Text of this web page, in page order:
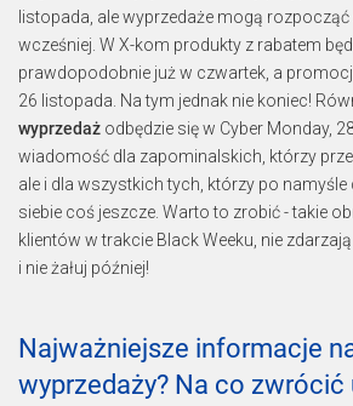
listopada, ale wyprzedaże mogą rozpocząć
wcześniej. W X-kom produkty z rabatem
prawdopodobnie już w czwartek, a
26 listopada. Na tym jednak nie koniec!
wyprzedaż odbędzie się w Cyber Monday,
wiadomość dla zapominalskich, którzy
ale i dla wszystkich tych, którzy po
siebie coś jeszcze. Warto to zrobić - takie
klientów w trakcie Black Weeku, nie
i nie żałuj później!
Najważniejsze informacje
wyprzedaży? Na co zwrócić